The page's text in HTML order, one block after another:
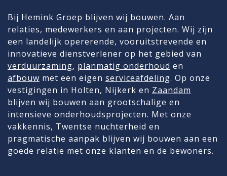
Bij Hemink Groep blijven wij bouwen. Aan
relaties, medewerkers en aan projecten. Wij zijn
een landelijk opererende, vooruitstrevende en
innovatieve dienstverlener op het gebied van
verduurzaming, planmatig onderhoud en
afbouw met een eigen serviceafdeling. Op onze
vestigingen in Holten, Nijkerk en Zaandam
blijven wij bouwen aan grootschalige en
intensieve onderhoudsprojecten. Met onze
vakkennis, Twentse nuchterheid en
pragmatische aanpak blijven wij bouwen aan een
goede relatie met onze klanten en de bewoners.